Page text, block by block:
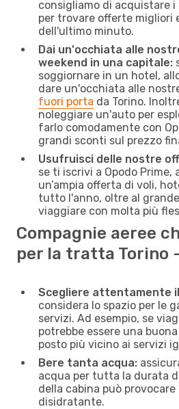
consigliamo di acquistare
per trovare offerte migliori
dell'ultimo minuto.
Dai un'occhiata alle
weekend in una capitale:
soggiornare in un hotel,
dare un'occhiata alle
fuori porta da Torino.
noleggiare un'auto per
farlo comodamente con
grandi sconti sul prezzo
Usufruisci delle nostre
se ti iscrivi a Opodo Prime,
un’ampia offerta di voli,
tutto l'anno, oltre al
viaggiare con molta più
Compagnie aeree
per la tratta Torino
Scegliere attentamente
considera lo spazio per le
servizi. Ad esempio, se
potrebbe essere una
posto più vicino ai servizi
Bere tanta acqua:
acqua per tutta la durata
della cabina può
disidratante.